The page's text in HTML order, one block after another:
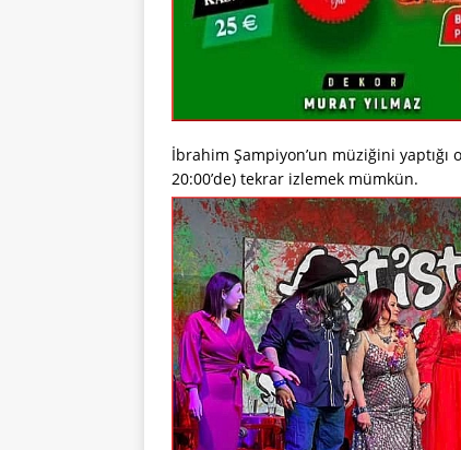
İbrahim Şampiyon’un müziğini yaptığı
20:00’de) tekrar izlemek mümkün.